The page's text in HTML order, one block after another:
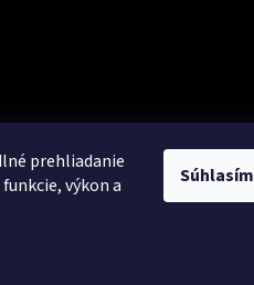
prehliadanie
výkon a
Súhlasím